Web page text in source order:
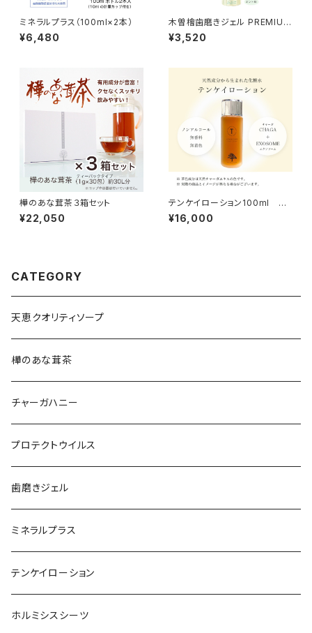
ミネラルプラス（100ml×2本）
¥6,480
木曽檜歯磨きジェル PREMIUM
80g
¥3,520
樺のあな茸茶３箱セット
¥22,050
テンケイローション100ml 天
恵化粧水
¥16,000
CATEGORY
天恵クオリティソープ
樺のあな茸茶
チャーガハニー
プロテクトウイルス
歯磨きジェル
ミネラルプラス
テンケイローション
ホルミシスシーツ